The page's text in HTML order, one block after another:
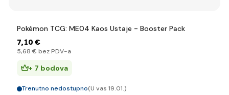
Pokémon TCG: ME04 Kaos Ustaje - Booster Pack
7,10 €
5,68 € bez PDV-a
+ 7 bodova
Trenutno nedostupno(U vas 19.01.)